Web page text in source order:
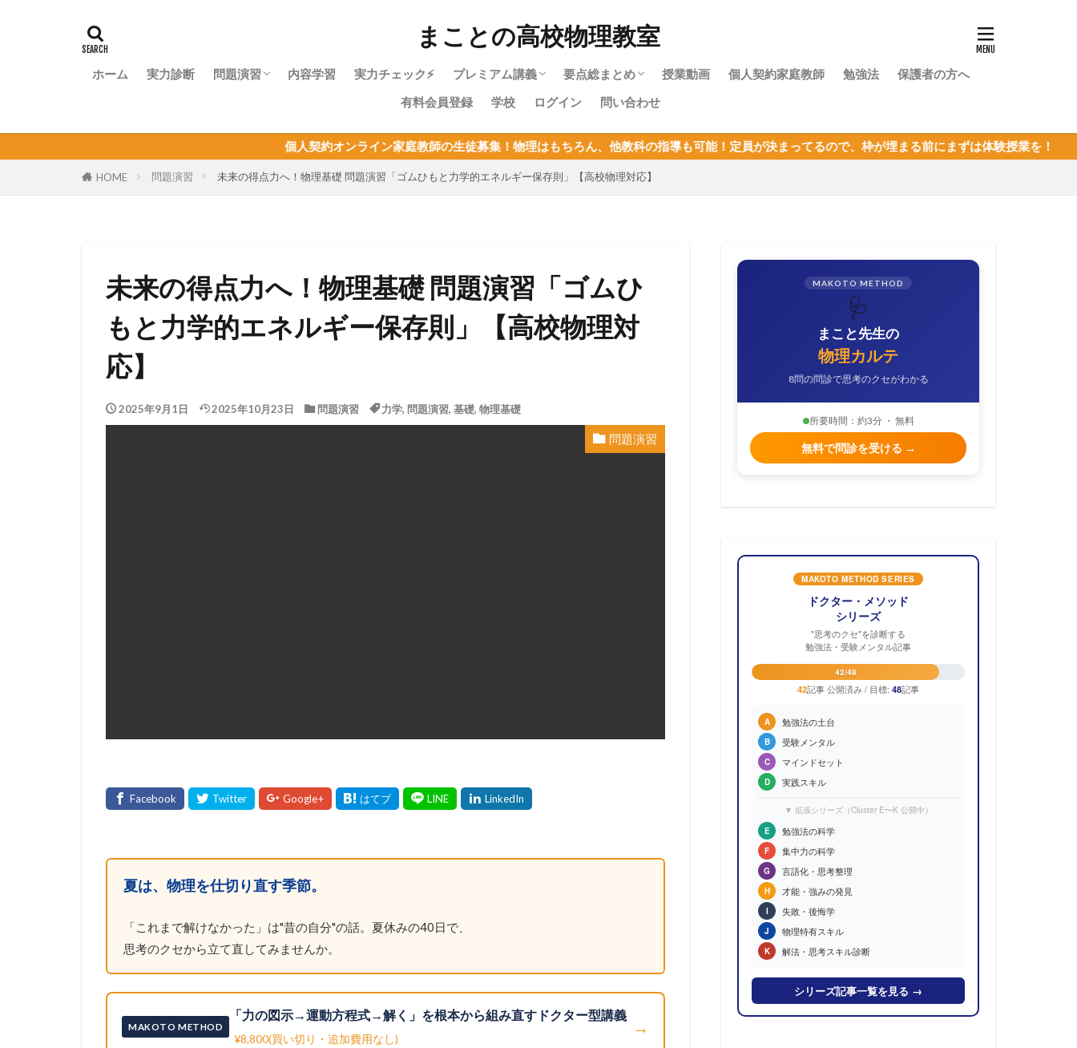
まことの高校物理教室
ホーム 実力診断 問題演習 内容学習 実力チェック⚡ プレミアム講義
物理やり直しガイド｜高校物理を受験に
使うあなたへ
物理基礎・最短攻略パック紹介
目次：物理基礎
力学・最短攻略パック紹介
目次：力学
熱力学・最短攻略パック紹介
目次：熱力学
波動・最短攻略パック紹介
目次：波動
電磁気・最短攻略パック紹介
目次：電磁気
原子・最短攻略パック紹介
目次：原子
要点総まとめ
物理基礎まとめ
授業動画 個人契約家庭教師 勉強法
保護者の方へ
有料会員登録
学校 ログイン 問い合わせ
個人契約オンライン家庭教師の生徒募集！物理はもちろん、他教科の指導も可能！定員が決まってるので、枠が埋まる前にまずは体験授業を！
HOME 問題演習 未来の得点力へ！物理基礎 問題演習「ゴムひもと力学的エネルギー保存則」【高校物理対応】
未来の得点力へ！物理基礎 問題演習「ゴムひ
もと力学的エネルギー保存則」【高校物理対
応】
2025年9月1日 2025年10月23日 問題演習 力学, 問題演習, 基礎, 物理基礎
問題演習
夏は、物理を仕切り直す季節。
「これまで解けなかった」は"昔の自分"の話。夏休みの40日で、
思考のクセから立て直してみませんか。
MAKOTO METHOD
「力の図示→運動方程式→解く」を根本から組み直すドクター型講義
¥8,800(買い切り・追加費用なし)
→
MAKOTO METHOD
🩺
まこと先生の
物理カルテ
8問の問診で思考のクセがわかる
所要時間：約3分 ・ 無料
無料で問診を受ける →
MAKOTO METHOD SERIES
ドクター・メソッド
シリーズ
"思考のクセ"を診断する
勉強法・受験メンタル記事
42/48
42記事 公開済み / 目標: 48記事
A 勉強法の土台
B 受験メンタル
C マインドセット
D 実践スキル
▼ 拡張シリーズ（Cluster E〜K 公開中）
E
勉強法の科学
F 集中力の科学
G 言語化・思考整理
H 才能・強みの発見
I 失敗・後悔学
J 物理特有スキル
K 解法・思考スキル診断
シリーズ記事一覧を見る →